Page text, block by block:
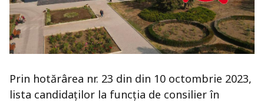
Prin hotărârea nr. 23 din din 10 octombrie 2023,
lista candidaților la funcția de consilier în